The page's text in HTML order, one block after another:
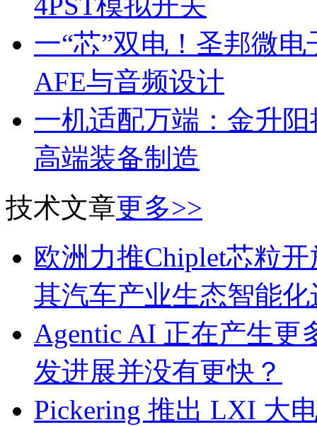
一“芯”双电！圣邦微
AFE与音频设计
一机适配万端：金升
高端装备制造
技术文章更多>>
欧洲力推Chiplet芯粒
其汽车产业生态智能化
Agentic AI 正在产生更
发进展并没有更快？
Pickering 推出 LXI 大